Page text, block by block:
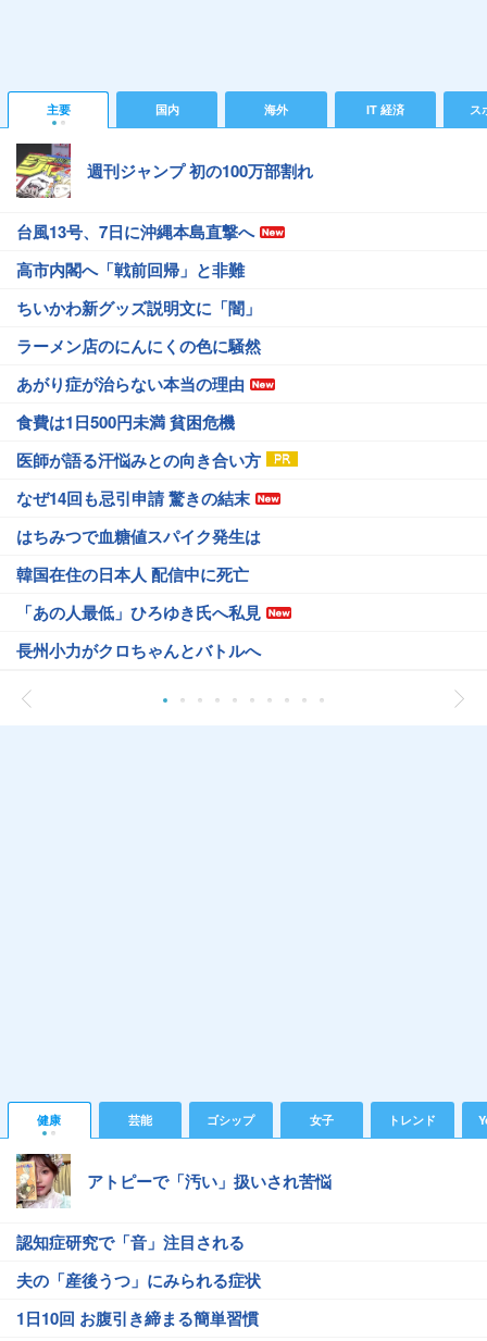
主要 国内 海外 IT 経済 ス
週刊ジャンプ 初の100万部割れ
台風13号、7日に沖縄本島直撃へ
高市内閣へ「戦前回帰」と非難
ちいかわ新グッズ説明文に「闇」
ラーメン店のにんにくの色に騒然
あがり症が治らない本当の理由
食費は1日500円未満 貧困危機
医師が語る汗悩みとの向き合い方
なぜ14回も忌引申請 驚きの結末
はちみつで血糖値スパイク発生は
韓国在住の日本人 配信中に死亡
「あの人最低」ひろゆき氏へ私見
長州小力がクロちゃんとバトルへ
健康 芸能 ゴシップ 女子 トレンド
アトピーで「汚い」扱いされ苦悩
認知症研究で「音」注目される
夫の「産後うつ」にみられる症状
1日10回 お腹引き締まる簡単習慣